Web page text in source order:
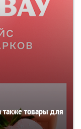
также товары для